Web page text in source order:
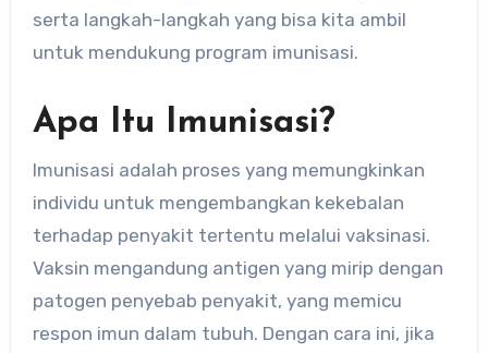
serta langkah-langkah yang bisa kita ambil
untuk mendukung program imunisasi.
Apa Itu Imunisasi?
Imunisasi adalah proses yang memungkinkan
individu untuk mengembangkan kekebalan
terhadap penyakit tertentu melalui vaksinasi.
Vaksin mengandung antigen yang mirip dengan
patogen penyebab penyakit, yang memicu
respon imun dalam tubuh. Dengan cara ini, jika